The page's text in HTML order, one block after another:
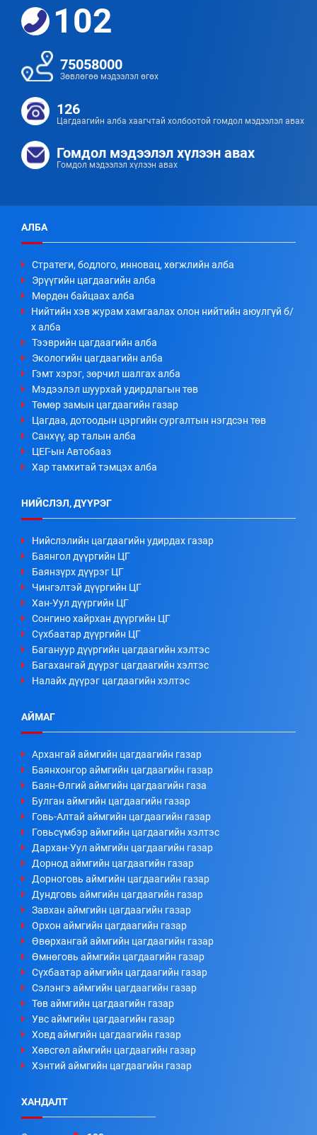
102
75058000
Зөвлөгөө мэдээлэл өгөх
126
Цагдаагийн алба хаагчтай холбоотой гомдол мэдээлэл авах
Гомдол мэдээлэл хүлээн авах
Гомдол мэдээлэл хүлээн авах
АЛБА
Стратеги, бодлого, инновац, хөгжлийн алба
Эрүүгийн цагдаагийн алба
Мөрдөн байцаах алба
Нийтийн хэв журам хамгаалах олон нийтийн аюулгүй б/
х алба
Тээврийн цагдаагийн алба
Экологийн цагдаагийн алба
Гэмт хэрэг, зөрчил шалгах алба
Мэдээлэл шуурхай удирдлагын төв
Төмөр замын цагдаагийн газар
Цагдаа, дотоодын цэргийн сургалтын нэгдсэн төв
Санхүү, ар талын алба
ЦЕГ-ын Автобааз
Хар тамхитай тэмцэх алба
НИЙСЛЭЛ, ДҮҮРЭГ
Нийслэлийн цагдаагийн удирдах газар
Баянгол дүүргийн ЦГ
Баянзүрх дүүрэг ЦГ
Чингэлтэй дүүргийн ЦГ
Хан-Уул дүүргийн ЦГ
Сонгино хайрхан дүүргийн ЦГ
Сүхбаатар дүүргийн ЦГ
Багануур дүүргийн цагдаагийн хэлтэс
Багахангай дүүрэг цагдаагийн хэлтэс
Налайх дүүрэг цагдаагийн хэлтэс
АЙМАГ
Архангай аймгийн цагдаагийн газар
Баянхонгор аймгийн цагдаагийн газар
Баян-Өлгий аймгийн цагдаагийн газа
Булган аймгийн цагдаагийн газар
Говь-Алтай аймгийн цагдаагийн газар
Говьсүмбэр аймгийн цагдаагийн хэлтэс
Дархан-Уул аймгийн цагдаагийн газар
Дорнод аймгийн цагдаагийн газар
Дорноговь аймгийн цагдаагийн газар
Дундговь аймгийн цагдаагийн газар
Завхан аймгийн цагдаагийн газар
Орхон аймгийн цагдаагийн газар
Өвөрхангай аймгийн цагдаагийн газар
Өмнөговь аймгийн цагдаагийн газар
Сүхбаатар аймгийн цагдаагийн газар
Сэлэнгэ аймгийн цагдаагийн газар
Төв аймгийн цагдаагийн газар
Увс аймгийн цагдаагийн газар
Ховд аймгийн цагдаагийн газар
Хөвсгөл аймгийн цагдаагийн газар
Хэнтий аймгийн цагдаагийн газар
ХАНДАЛТ